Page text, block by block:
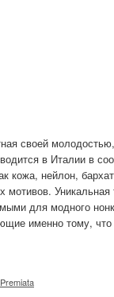
своей
в Италии в
кожа, нейлон,
для модного
именно тому,
Premiata